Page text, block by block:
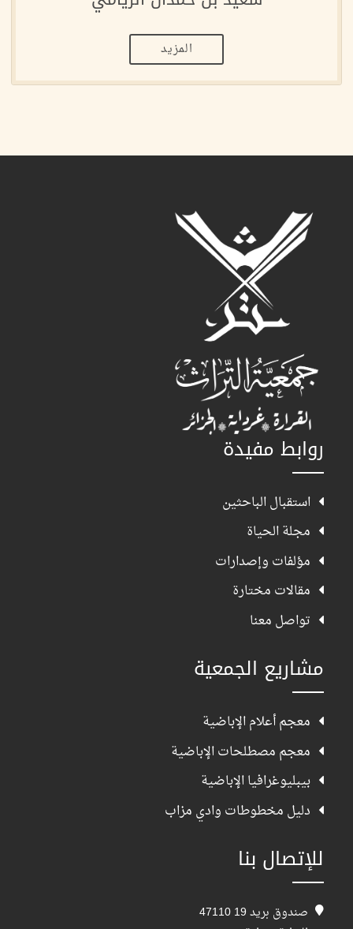
المزيد
روابط مفيدة
استقبال الباحثين
مجلة الحياة
مؤلفات وإصدارات
مقالات مختارة
تواصل معنا
مشاريع الجمعية
معجم أعلام الإباضية
معجم مصطلحات الإباضية
بيبليوغرافيا الإباضية
دليل مخطوطات وادي مزاب
للإتصال بنا
صندوق بريد 19 47110